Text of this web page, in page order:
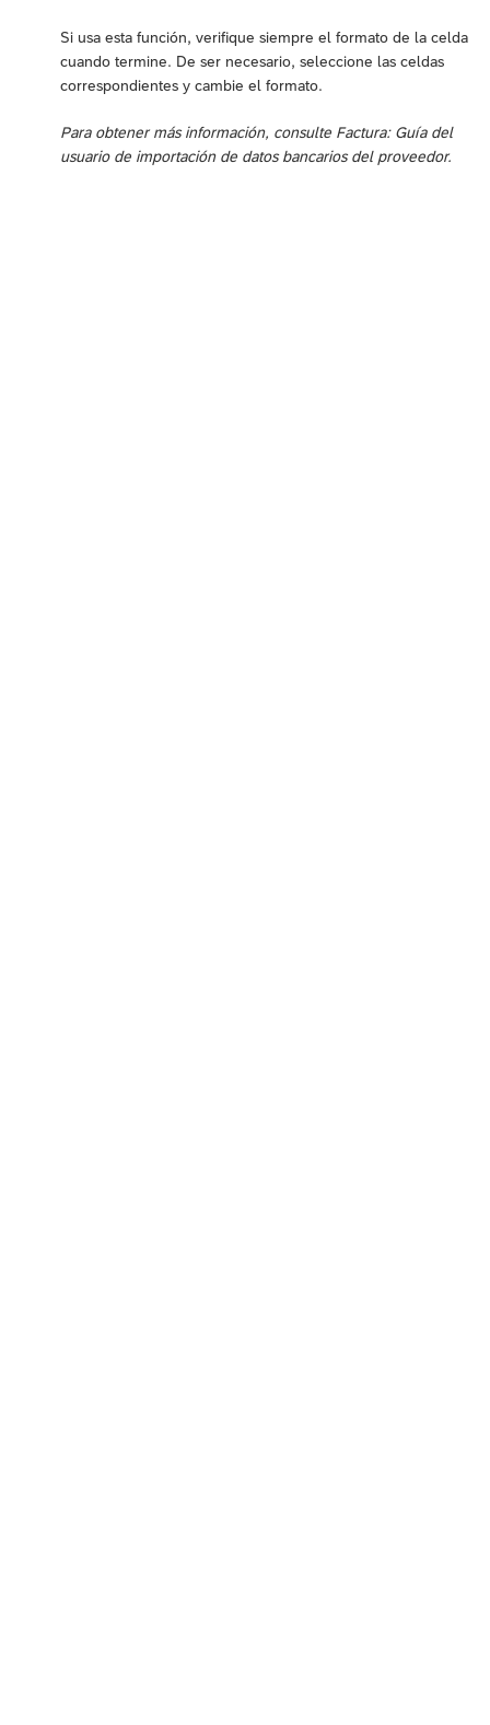
Si usa esta función, verifique siempre el formato de la celda
cuando termine. De ser necesario, seleccione las celdas
correspondientes y cambie el formato.
Para obtener más información, consulte Factura: Guía del
usuario de importación de datos bancarios del proveedor.